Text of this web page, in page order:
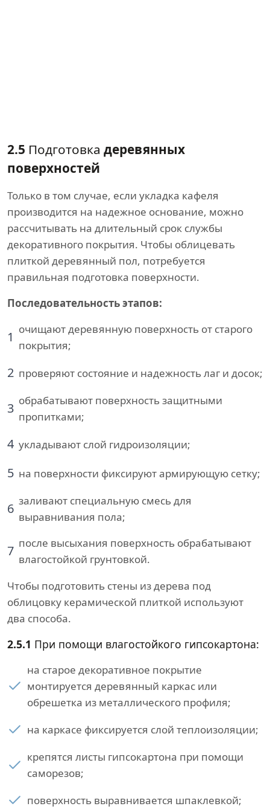
2.5 Подготовка деревянных
поверхностей
Только в том случае, если укладка кафеля
производится на надежное основание, можно
рассчитывать на длительный срок службы
декоративного покрытия. Чтобы облицевать
плиткой деревянный пол, потребуется
правильная подготовка поверхности.
Последовательность этапов:
1 очищают деревянную поверхность от старого
покрытия;
2 проверяют состояние и надежность лаг и досок;
3 обрабатывают поверхность защитными
пропитками;
4 укладывают слой гидроизоляции;
5 на поверхности фиксируют армирующую сетку;
6 заливают специальную смесь для
выравнивания пола;
7 после высыхания поверхность обрабатывают
влагостойкой грунтовкой.
Чтобы подготовить стены из дерева под
облицовку керамической плиткой используют
два способа.
2.5.1 При помощи влагостойкого гипсокартона:
на старое декоративное покрытие
монтируется деревянный каркас или
обрешетка из металлического профиля;
на каркасе фиксируется слой теплоизоляции;
крепятся листы гипсокартона при помощи
саморезов;
поверхность выравнивается шпаклевкой;